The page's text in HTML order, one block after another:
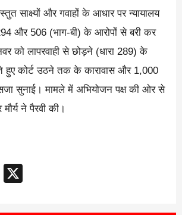
साक्ष्यों और गवाहों के आधार पर न्यायालय
और 506 (भाग-बी) के आरोपों से बरी कर
को लापरवाही से छोड़ने (धारा 289) के
हुए कोर्ट उठने तक के कारावास और 1,000
सुनाई। मामले में अभियोजन पक्ष की ओर से
ने पैरवी की।
Telegram